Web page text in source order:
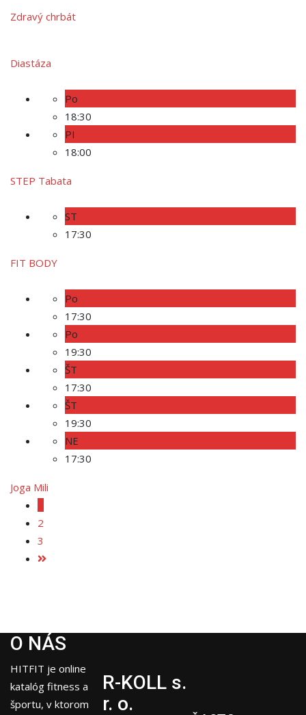
Zdravý chrbát
Diastáza
Po
18:30
PI
18:00
STEP Tabata
ST
17:30
FIT BODY
Po
17:30
Po
19:30
ŠT
17:30
ŠT
19:30
NE
17:30
Joga Mili
2
3
O NÁS
HITFIT je online
katalóg fitness a
športu, v ktorom
R-KOLL s.
r. o.